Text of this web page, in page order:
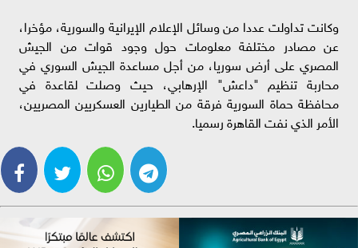
وكانت تداولت عددا من وسائل الإعلام الإيرانية والسورية، مؤخرا،
عن مصادر مختلفة معلومات حول وجود قوات من الجيش
المصري على أرض سوريا، من أجل مساعدة الجيش السوري في
محاربة تنظيم "داعش" الإرهابي، حيث وصلت لقاعدة في
محافظة حماة السورية فرقة من الطيارين العسكريين المصريين،
الأمر الذي نفت القاهرة رسميا.